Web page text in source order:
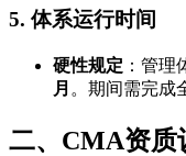
5. 体系运行时间
硬性规定 ：管
月 。期间需完成
二、CMA资质